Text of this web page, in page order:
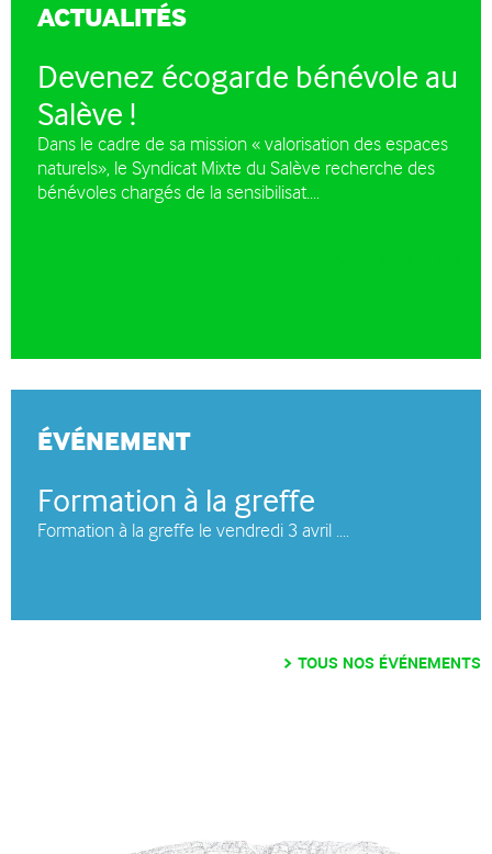
ACTUALITÉS
Devenez écogarde bénévole au
Salève !
Dans le cadre de sa mission « valorisation des espaces
naturels», le Syndicat Mixte du Salève recherche des
bénévoles chargés de la sensibilisat....
ÉVÉNEMENT
Formation à la greffe
Formation à la greffe le vendredi 3 avril ....
TOUS NOS ÉVÉNEMENTS